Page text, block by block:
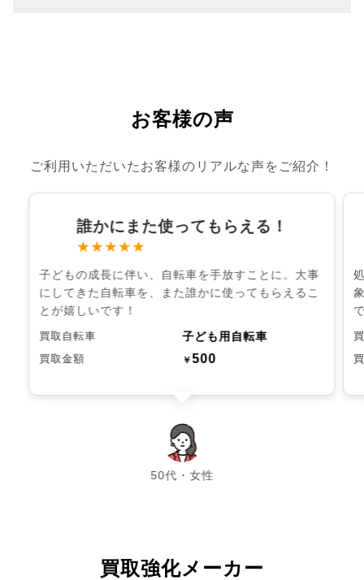
お客様の声
ご利用いただいたお客様のリアルな声をご紹介！
誰かにまた使ってもらえる！
★★★★★
子どもの成長に伴い、自転車を手放すことに。大事
にしてきた自転車を、また誰かに使ってもらえるこ
とが嬉しいです！
買取自転車 子ども用自転車
買取金額 ￥500
50代・女性
chevron_left chevron_right
買取強化メーカー